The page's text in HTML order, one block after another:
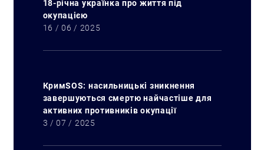
18-річна українка про життя під
окупацією
16 / 06 / 2025
КримSOS: насильницькі зникнення
завершуються смертю найчастіше для
активних противників окупації
3 / 07 / 2025